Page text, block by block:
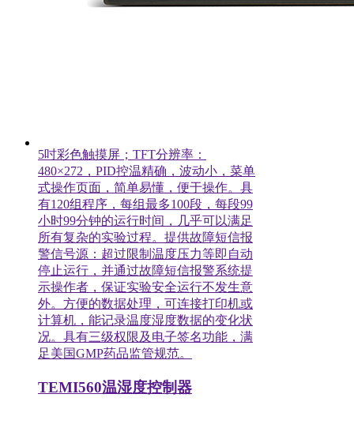
5吋彩色触摸屏；TFT分辨率：
480×272，PID控温精确，波动小，菜单
式操作页面，简单易懂，便于操作。具
有120组程序，每组最多100段，每段99
小时99分钟的运行时间，几乎可以满足
所有复杂的实验过程。提供故障短信报
警信号源：超过限制温度压力等即自动
停止运行，并通过故障短信报警系统提
示操作者，保证实验安全运行不发生意
外。方便的数据处理，可连接打印机或
计算机，能记录温度湿度数据的变化状
况。具有三级权限及电子签名功能，满
足美国GMP药品监管规范。
TEMI560温湿度控制器